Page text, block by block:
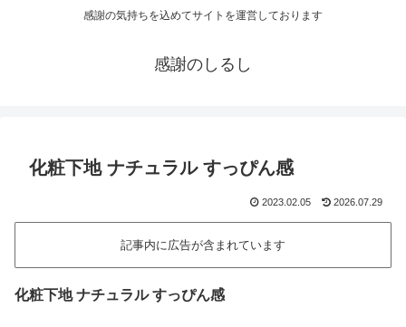
感謝の気持ちを込めてサイトを運営しております
感謝のしるし
化粧下地 ナチュラル すっぴん感
2023.02.05 2026.07.29
記事内に広告が含まれています
化粧下地 ナチュラル すっぴん感